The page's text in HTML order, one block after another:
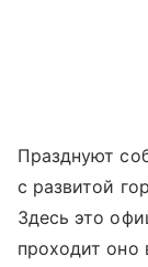
Празднуют
с развитой
Здесь это
проходит оно